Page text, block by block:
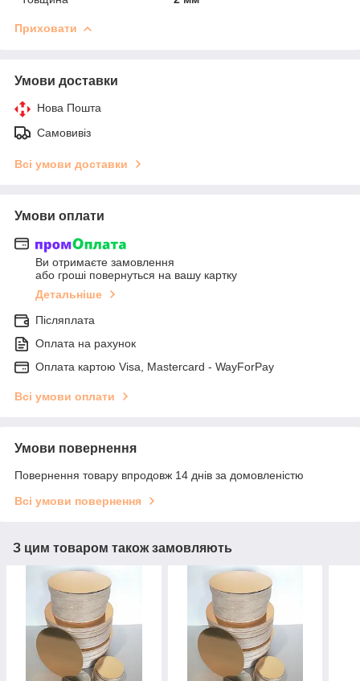
Приховати
Умови доставки
Нова Пошта
Самовивіз
Всі умови доставки
Умови оплати
Ви отримаєте замовлення
або гроші повернуться на вашу картку
Детальніше
Післяплата
Оплата на рахунок
Оплата картою Visa, Mastercard - WayForPay
Всі умови оплати
Умови повернення
Повернення товару впродовж 14 днів за домовленістю
Всі умови повернення
З цим товаром також замовляють